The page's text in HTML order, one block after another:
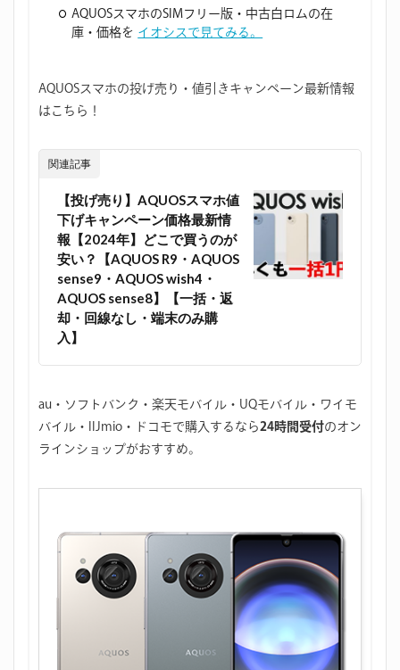
AQUOSスマホのSIMフリー版・中古白ロムの在
庫・価格を イオシスで見てみる。
AQUOSスマホの投げ売り・値引きキャンペーン最新情報
はこちら！
関連記事
【投げ売り】AQUOSスマホ値
下げキャンペーン価格最新情
報【2024年】どこで買うのが
安い？【AQUOS R9・AQUOS
sense9・AQUOS wish4・
AQUOS sense8】【一括・返
却・回線なし・端末のみ購
入】
au・ソフトバンク・楽天モバイル・UQモバイル・ワイモ
バイル・IIJmio・ドコモで購入するなら24時間受付のオン
ラインショップがおすすめ。